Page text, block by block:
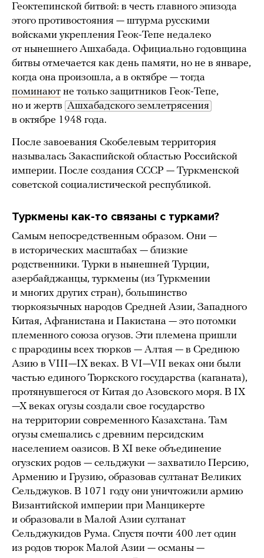
Геоктепинской битвой: в честь главного эпизода
этого противостояния — штурма русскими
войсками укрепления Геок-Тепе недалеко
от нынешнего Ашхабада. Официально годовщина
битвы отмечается как день памяти, но не в январе,
когда она произошла, а в октябре — тогда
поминают не только защитников Геок-Тепе,
но и жертв Ашхабадского землетрясения
в октябре 1948 года.
После завоевания Скобелевым территория
называлась Закаспийской областью Российской
империи. После создания СССР — Туркменской
советской социалистической республикой.
Туркмены как-то связаны с турками?
Самым непосредственным образом. Они —
в исторических масштабах — близкие
родственники. Турки в нынешней Турции,
азербайджанцы, туркмены (из Туркмении
и многих других стран), большинство
тюркоязычных народов Средней Азии, Западного
Китая, Афганистана и Пакистана — это потомки
племенного союза огузов. Эти племена пришли
с прародины всех тюрков — Алтая — в Среднюю
Азию в VIII—IX веках. В VI—VII веках они были
частью единого Тюркского государства (каганата),
протянувшегося от Китая до Азовского моря. В IX
—X веках огузы создали свое государство
на территории современного Казахстана. Там
огузы смешались с древним персидским
населением оазисов. В XI веке объединение
огузских родов — сельджуки — захватило Персию,
Армению и Грузию, образовав султанат Великих
Сельджуков. В 1071 году они уничтожили армию
Византийской империи при Манцикерте
и образовали в Малой Азии султанат
Сельджукидов Рума. Спустя почти 400 лет один
из родов тюрок Малой Азии — османы —